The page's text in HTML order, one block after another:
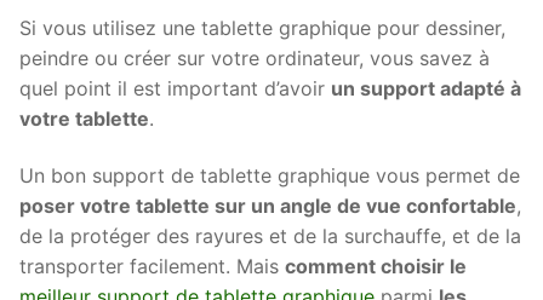
Si vous utilisez une tablette graphique pour dessiner,
peindre ou créer sur votre ordinateur, vous savez à
quel point il est important d’avoir un support adapté à
votre tablette.
Un bon support de tablette graphique vous permet de
poser votre tablette sur un angle de vue confortable,
de la protéger des rayures et de la surchauffe, et de la
transporter facilement. Mais comment choisir le